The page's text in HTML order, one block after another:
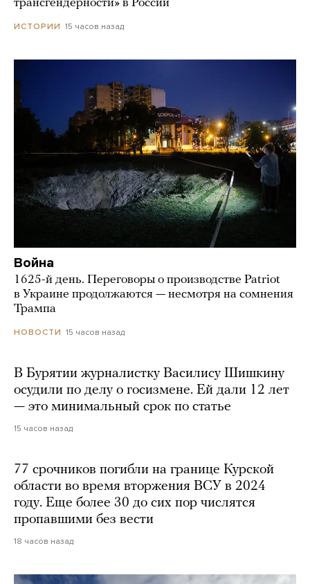
трансгендерности» в России
ИСТОРИИ 15 часов назад
Война
1625-й день. Переговоры о производстве Patriot
в Украине продолжаются — несмотря на сомнения
Трампа
НОВОСТИ 15 часов назад
В Бурятии журналистку Василису Шишкину
осудили по делу о госизмене. Ей дали 12 лет
— это минимальный срок по статье
15 часов назад
77 срочников погибли на границе Курской
области во время вторжения ВСУ в 2024
году. Еще более 30 до сих пор числятся
пропавшими без вести
18 часов назад